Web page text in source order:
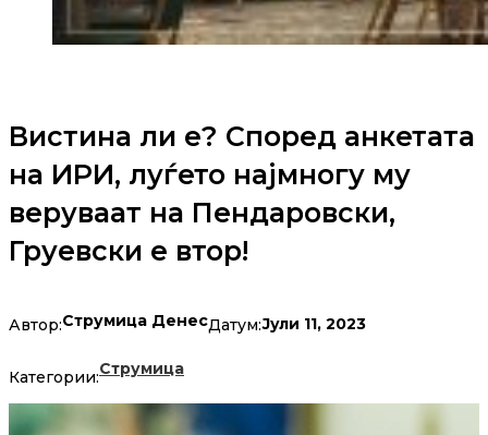
Вистина ли е? Според анкетата
на ИРИ, луѓето најмногу му
веруваат на Пендаровски,
Груевски е втор!
Автор:Струмица ДенесДатум:Јули 11, 2023
Категории:Струмица